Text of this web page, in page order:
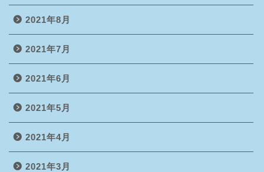
2021年8月
2021年7月
2021年6月
2021年5月
2021年4月
2021年3月